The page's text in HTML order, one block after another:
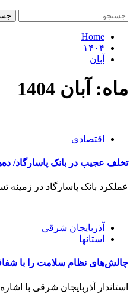
جستجو
Home
۱۴۰۴
آبان
ماه: آبان 1404
اقتصادی
تخلف عجیب در بانک پاسارگاد/
عملکرد بانک پاسارگاد در
آذربایجان شرقی
استانها
چالش‌های نظام سلامت را با
استاندار آذربایجان شرقی با